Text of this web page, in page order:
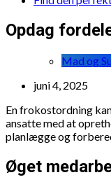
Opdag
Mad og
juni 4, 2025
En frokostordning
ansatte med at
planlægge og
Øget